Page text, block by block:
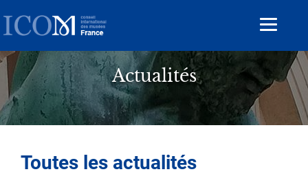
au
contenu
principal
Toggle
Actualités
Toutes les actualités